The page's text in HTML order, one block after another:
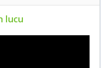
lucu